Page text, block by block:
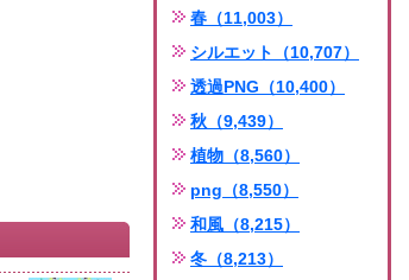
春（11,003）
シルエット（10,707）
透過PNG（10,400）
秋（9,439）
植物（8,560）
png（8,550）
和風（8,215）
冬（8,213）